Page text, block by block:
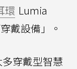
環 Lumia
戴設備」。
多穿戴型智慧